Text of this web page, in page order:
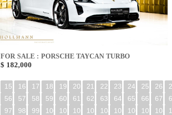
FOR SALE : PORSCHE TAYCAN TURBO
$ 182,000
15 16 17 18 19 20 21 22 23 24 25 26
56 57 58 59 60 61 62 63 64 65 66 67
97 98 99 100 101 102 103 104 105 106 107 108